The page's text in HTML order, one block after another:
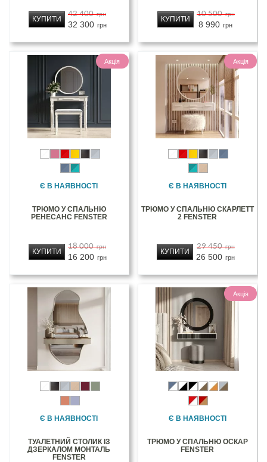
42 400 грн
32 300 грн
КУПИТИ
10 500 грн
8 990 грн
КУПИТИ
Акція
Є В НАЯВНОСТІ
ТРЮМО У СПАЛЬНЮ
РЕНЕСАНС FENSTER
18 000 грн
16 200 грн
КУПИТИ
Акція
Є В НАЯВНОСТІ
ТРЮМО У СПАЛЬНЮ СКАРЛЕТТ
2 FENSTER
29 450 грн
26 500 грн
КУПИТИ
Є В НАЯВНОСТІ
ТУАЛЕТНИЙ СТОЛИК ІЗ
ДЗЕРКАЛОМ МОНТАЛЬ
FENSTER
Акція
Є В НАЯВНОСТІ
ТРЮМО У СПАЛЬНЮ ОСКАР
FENSTER